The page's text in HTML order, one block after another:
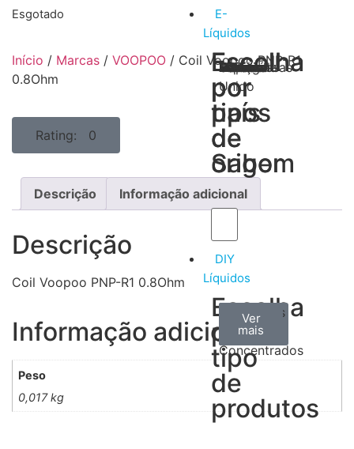
E-
Líquidos
Escolha
por
tipos
de
Sabor
Tabaco
Frutas
Bebidas
Frescos
Sobremesas
Escolha
por
país
de
origem
Portugal
Alemanha
USA
Reino
Unido
Canadá
França
Malásia
Filipinas
Espanha
Polónia
Grécia
DIY
Líquidos
Escolha
por
tipo
de
produtos
Aromas
Concentrados
Ver
todos
Bases
Ver
mais
Accesorios
Ver
mais
Esgotado
Início / Marcas / VOOPOO / Coil Voopoo PNP-R1
0.8Ohm
Rating: 0
Descrição Informação adicional
Descrição
Coil Voopoo PNP-R1 0.8Ohm
Informação adicional
Peso
0,017 kg